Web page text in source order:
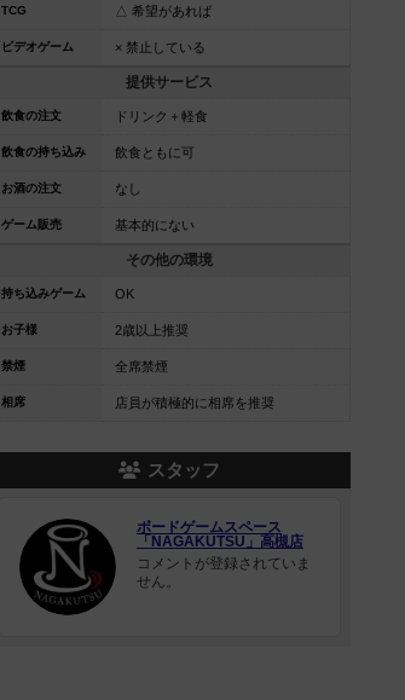
TCG △ 希望があれば
ビデオゲーム × 禁止している
提供サービス
飲食の注文 ドリンク＋軽食
飲食の持ち込み 飲食ともに可
お酒の注文 なし
ゲーム販売 基本的にない
その他の環境
持ち込みゲーム OK
お子様 2歳以上推奨
禁煙 全席禁煙
相席 店員が積極的に相席を推奨
スタッフ
ボードゲームスペース
「NAGAKUTSU」高槻店
コメントが登録されていま
せん。